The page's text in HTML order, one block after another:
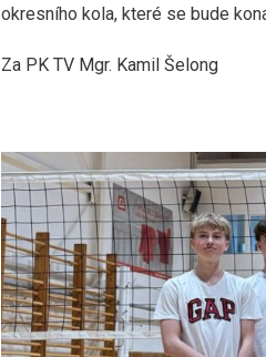
okresního kola, které se bude
Za PK TV Mgr. Kamil Šelong